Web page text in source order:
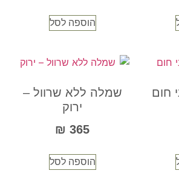
הוספה לסל
חום
שמלה ללא שרוול –
ירוק
365
₪
הוספה לסל